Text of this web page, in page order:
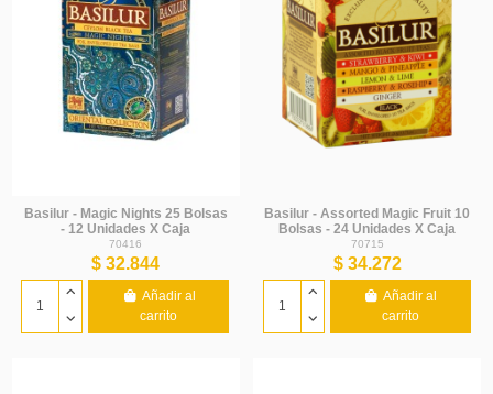
Basilur - Magic Nights 25 Bolsas
- 12 Unidades X Caja
70416
$ 32.844
Añadir al
carrito
Basilur - Assorted Magic Fruit 10
Bolsas - 24 Unidades X Caja
70715
$ 34.272
Añadir al
carrito